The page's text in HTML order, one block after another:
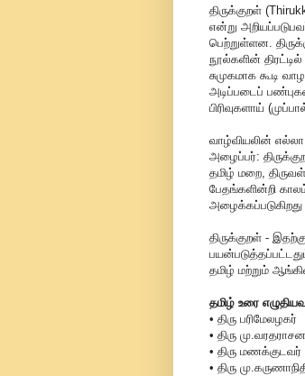
திருக்குறள்
என்று
பெற்றுள்ளன.
நூல்களின்
சுமுகமாக கூடி
அடிப்படைப்
பிரிவுகளாய்
வாழ்வியலின்
அழைப்பர்:
தமிழ் மறை,
பேதங்களின்றி
அழைக்கப்படுகிறது
திருக்குறள் -
தமிழ் மற்றும்
தமிழ் உரை
• திரு பரிமேலழகர்
• திரு
• திரு மணக்குடவர்
• திரு